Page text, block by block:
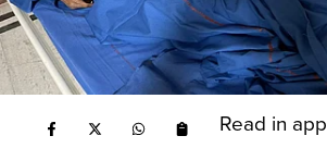
Read in app